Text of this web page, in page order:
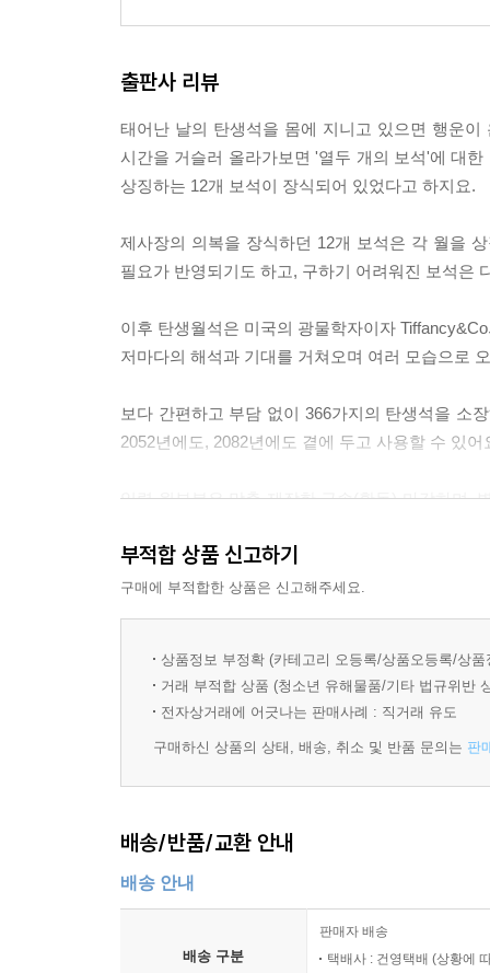
출판사 리뷰
태어난 날의 탄생석을 몸에 지니고 있으면 행운
시간을 거슬러 올라가보면 '열두 개의 보석'에 대
상징하는 12개 보석이 장식되어 있었다고 하지요.
제사장의 의복을 장식하던 12개 보석은 각 월을
필요가 반영되기도 하고, 구하기 어려워진 보석은
이후 탄생월석은 미국의 광물학자이자
저마다의 해석과 기대를 거쳐오며 여러 모습으로
보다 간편하고 부담 없이 366가지의 탄생석을 소
2052년에도, 2082년에도 곁에 두고 사용할 수 있어
일력 윗부분은 맞춤 제작한 금속(황동) 마감하며,
함께 수록했습니다.
366가지 탄생석 그림은 김윤아 작가의 작품
대한 작가의 꾸준한 관심과 탐구가 집약된 결과물
같지 않은 부드럽고 단단한 탄생석의 세계는
생일이 아니어도, 기념일이 아니어도 너무나 많
부적합 상품 신고하기
구매에 부적합한 상품은 신고해주세요.
상품정보 부정확 (카테고리 오등록/상품오등록/상
거래 부적합 상품 (청소년 유해물품/기타 법규위반
전자상거래에 어긋나는 판매사례 : 직거래 유도
구매하신 상품의 상태, 배송, 취소 및 반품 문의는 판
배송/반품/교환 안내
배송 안내
배송 구분
판매자 배송
택배사 : 건영택배 (상황에